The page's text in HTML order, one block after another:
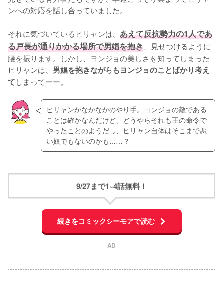
ンへの対応を話し合っていました。
それに気づいているヒリャンは、 あえて反抗勢力の1人であ
る戸長が通りかかる場所で男娼を抱き 、見せつけるように
腰を振ります。しかし、ヨンジョの美しさを知ってしまった
ヒリャンは、 男娼を抱きながらもヨンジョのことばかり考え
てしまってーー。
ヒリャンがなかなかのやり手。ヨンジョの敵である
ことは確かなんだけど、どうやらそれも王の命令で
やったことのようだし、ヒリャン自体はそこまで悪
い奴でもないのかも……？
9/27まで1~4話無料！
続きをコミックシーモアで読む
AD